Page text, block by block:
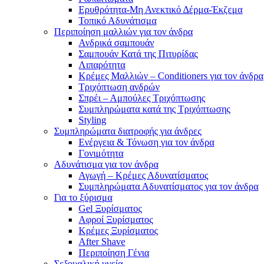
Ερυθρότητα-Μη Ανεκτικό Δέρμα-Έκζεμα
Τοπικό Αδυνάτισμα
Περιποίηση μαλλιών για τον άνδρα
Ανδρικά σαμπουάν
Σαμπουάν Κατά της Πιτυρίδας
Λιπαρότητα
Κρέμες Μαλλιών – Conditioners για τον άνδρα
Τριχόπτωση ανδρών
Σπρέι – Αμπούλες Τριχόπτωσης
Συμπληρώματα κατά της Τριχόπτωσης
Styling
Συμπληρώματα διατροφής για άνδρες
Ενέργεια & Τόνωση για τον άνδρα
Γονιμότητα
Αδυνάτισμα για τον άνδρα
Αγωγή – Κρέμες Αδυνατίσματος
Συμπληρώματα Αδυνατίσματος για τον άνδρα
Για το ξύρισμα
Gel Ξυρίσματος
Αφροί Ξυρίσματος
Κρέμες Ξυρίσματος
After Shave
Περιποίηση Γένια